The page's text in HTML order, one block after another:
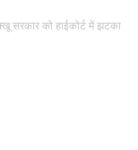
सरकार को हाईकोर्ट में झटका